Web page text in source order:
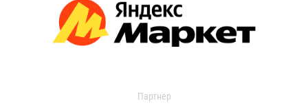
Партнер